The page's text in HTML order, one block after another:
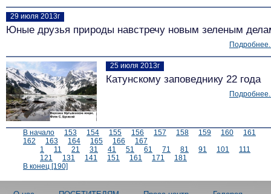
29 июля 2013г
Юные друзья природы навстречу новым зеленым
25 июля 2013г
Катунскому заповеднику 22 года
В начало 153 154 155 156 157 158 159 160
161
162
163 164 165 166
167
1
11 21 31 41 51 61 71 81 91 101
111
121
131 141 151 161 171
181
В конец [190]